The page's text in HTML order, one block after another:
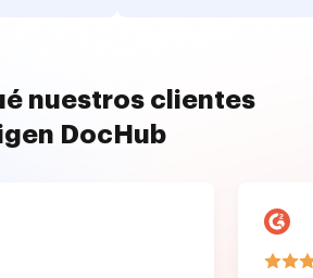
nuestros clientes
DocHub